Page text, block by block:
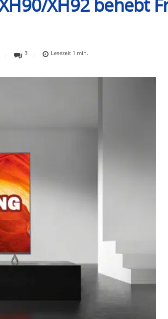
XH92 behebt
3 Lesezeit 1 min.